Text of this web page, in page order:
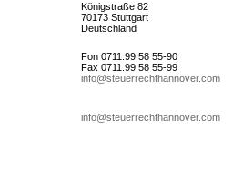
Königstraße 82
70173 Stuttgart
Deutschland
Fon 0711.99 58 55-90
Fax 0711.99 58 55-99
info@steuerrechthannover.com
info@steuerrechthannover.com